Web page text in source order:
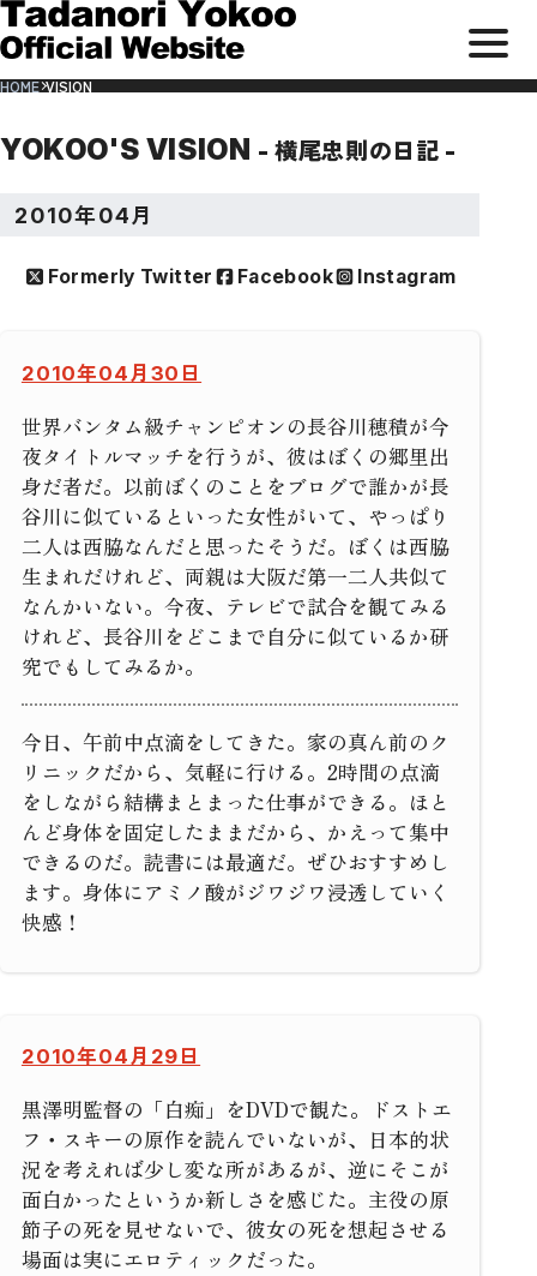
サ
ト
内
ー
本
ま
で
プ
メ
ュ
HOME VISION
YOKOO'S VISION - 横尾忠則の日記 -
2010年04月
Formerly Twitter Facebook Instagram
2010年04月30日
世界バンタム級チャンピオンの長谷川穂積が今
夜タイトルマッチを行うが、彼はぼくの郷里出
身だ者だ。以前ぼくのことをブログで誰かが長
谷川に似ているといった女性がいて、やっぱり
二人は西脇なんだと思ったそうだ。ぼくは西脇
生まれだけれど、両親は大阪だ第一二人共似て
なんかいない。今夜、テレビで試合を観てみる
けれど、長谷川をどこまで自分に似ているか研
究でもしてみるか。
今日、午前中点滴をしてきた。家の真ん前のク
リニックだから、気軽に行ける。2時間の点滴
をしながら結構まとまった仕事ができる。ほと
んど身体を固定したままだから、かえって集中
できるのだ。読書には最適だ。ぜひおすすめし
ます。身体にアミノ酸がジワジワ浸透していく
快感！
2010年04月29日
黒澤明監督の「白痴」をDVDで観た。ドストエ
フ・スキーの原作を読んでいないが、日本的状
況を考えれば少し変な所があるが、逆にそこが
面白かったというか新しさを感じた。主役の原
節子の死を見せないで、彼女の死を想起させる
場面は実にエロティックだった。